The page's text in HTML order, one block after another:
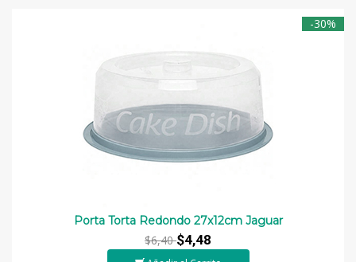
-30%
Porta Torta Redondo 27x12cm Jaguar
$6,40$4,48